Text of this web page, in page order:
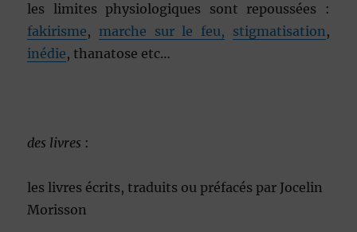
les limites physiologiques sont repoussées :
fakirisme,marche sur le feu, stigmatisation,
inédie, thanatose etc…
des livres :
les livres écrits, traduits ou préfacés par Jocelin
Morisson